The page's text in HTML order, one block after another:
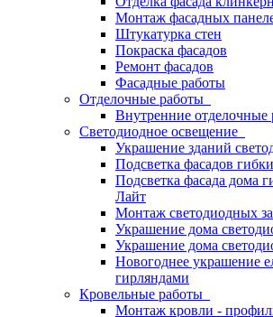
Монтаж фасадных
Штукатурка стен
Покраска фасадов
Ремонт фасадов
Фасадные работы
Отделочные работы
Внутренние отделочные
Светодиодное освещение
Украшение зданий
Подсветка фасадов
Подсветка фасада дома
Лайт
Монтаж светодиодных
Украшение дома
Украшение дома
Новогоднее украшение
гирляндами
Кровельные работы
Монтаж кровли -